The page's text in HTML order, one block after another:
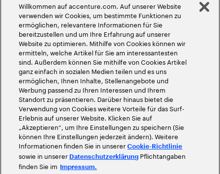
2026Accenture. Alle Rechte vorbehalten
Willkommen auf accenture.com. Auf unserer Website
verwenden wir Cookies, um bestimmte Funktionen zu
ermöglichen, relevantere Informationen für Sie
bereitzustellen und um Ihre Erfahrung auf unserer
Website zu optimieren. Mithilfe von Cookies können wir
ermitteln, welche Artikel für Sie am interessantesten
sind. Außerdem können Sie mithilfe von Cookies Artikel
ganz einfach in sozialen Medien teilen und es uns
ermöglichen, Ihnen Inhalte, Stellenangebote und
Werbung passend zu Ihren Interessen und Ihrem
Standort zu präsentieren. Darüber hinaus bietet die
Verwendung von Cookies weitere Vorteile für das Surf-
Erlebnis auf unserer Website. Klicken Sie auf
„Akzeptieren“, um Ihre Einstellungen zu speichern (Sie
können Ihre Einstellungen jederzeit ändern). Weitere
Informationen finden Sie in unsererCookie-Richtlinie
sowie in unserer Datenschutzerklärung Pflichtangaben
finden Sie im Impressum.